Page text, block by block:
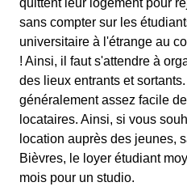
quittent leur logement pour
sans compter sur les
universitaire à l'étrange au
! Ainsi, il faut s'attendre à
des lieux entrants et
généralement assez facile
locataires. Ainsi, si vous
location auprès des jeunes,
Bièvres, le loyer étudiant
mois pour un studio.